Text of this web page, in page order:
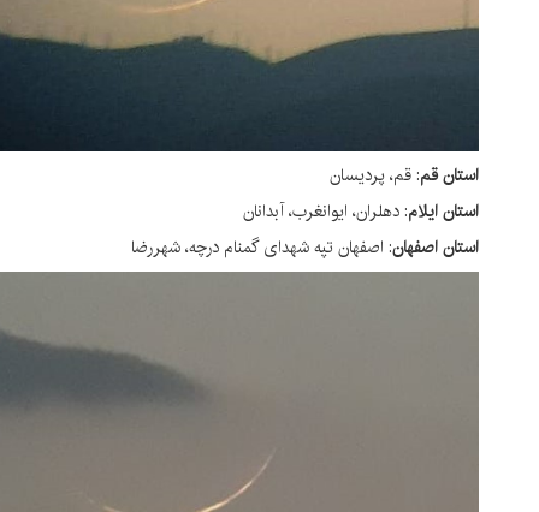
: قم، پردیسان
ایلام: دهلران، ایوانغرب، آبدانان
اصفهان: اصفهان تپه شهدای گمنام درچه، شهررضا